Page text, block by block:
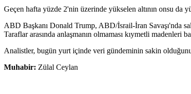
Geçen hafta yüzde 2'nin üzerinde yükselen altının onsu da
ABD Başkanı Donald Trump, ABD/İsrail-İran Savaşı'nda
Taraflar arasında anlaşmanın olmaması kıymetli madenleri
Analistler, bugün yurt içinde veri gündeminin sakin
Muhabir: Zülal Ceylan